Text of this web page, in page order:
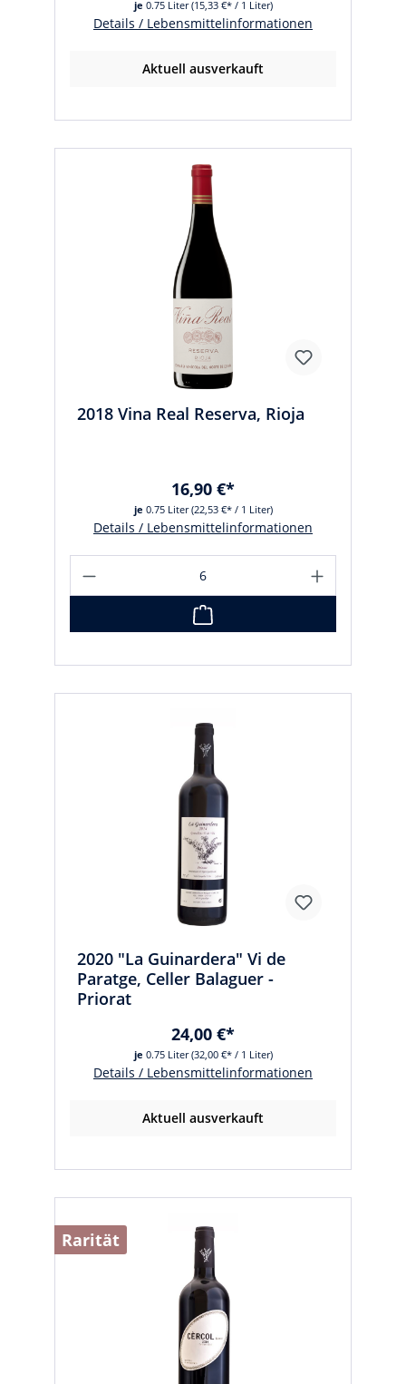
je 0.75 Liter(15,33 €* / 1 Liter)
Details / Lebensmittelinformationen
Aktuell ausverkauft
2018 Vina Real Reserva, Rioja
je 0.75 Liter(22,53 €* / 1 Liter)
16,90 €*
Details / Lebensmittelinformationen
2020 "La Guinardera" Vi de
Paratge, Celler Balaguer -
Priorat
je 0.75 Liter(32,00 €* / 1 Liter)
24,00 €*
Details / Lebensmittelinformationen
Aktuell ausverkauft
Rarität